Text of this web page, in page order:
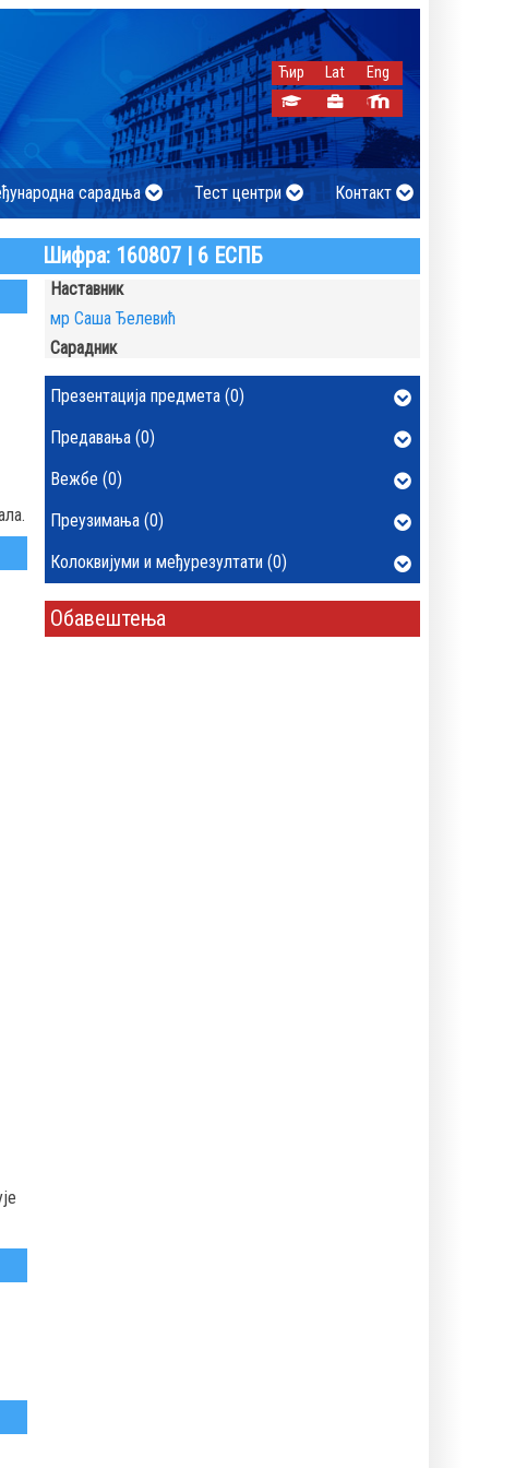
Ћир Lat Eng
сарадња Тест центри Контакт
Шифра: 160807 | 6 ЕСПБ
Наставник
мр Саша Ђелевић
Сарадник
Презентација предмета (0)
Предавања (0)
Вежбе (0)
Преузимања (0)
Колоквијуми и међурезултати (0)
Обавештења